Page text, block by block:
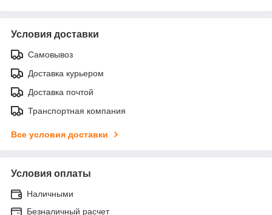
Условия доставки
Самовывоз
Доставка курьером
Доставка почтой
Транспортная компания
Все условия доставки
Условия оплаты
Наличными
Безналичный расчет